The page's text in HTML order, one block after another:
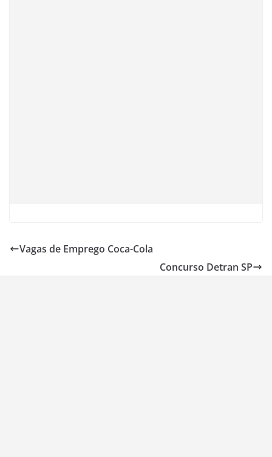
Vagas de Emprego Coca-Cola
Concurso Detran SP